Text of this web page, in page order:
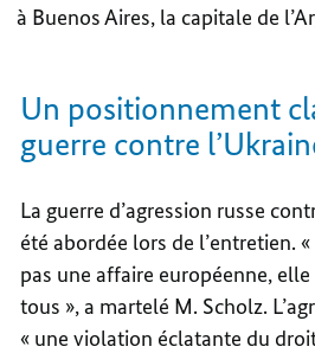
à Buenos Aires, la capitale de
Un positionnement
guerre contre
La guerre d’agression russe
été abordée lors de l’entretien.
pas une affaire européenne,
tous », a martelé M. Scholz.
« une violation éclatante du